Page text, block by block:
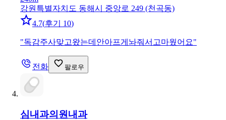
강원특별자치도 동해시 중앙로 249 (천곡동)
4.7(후기 10)
"독감주사맞고왔는데안아프게놔줘서고마웠어요"
전화 팔로우
심내과의원 내과